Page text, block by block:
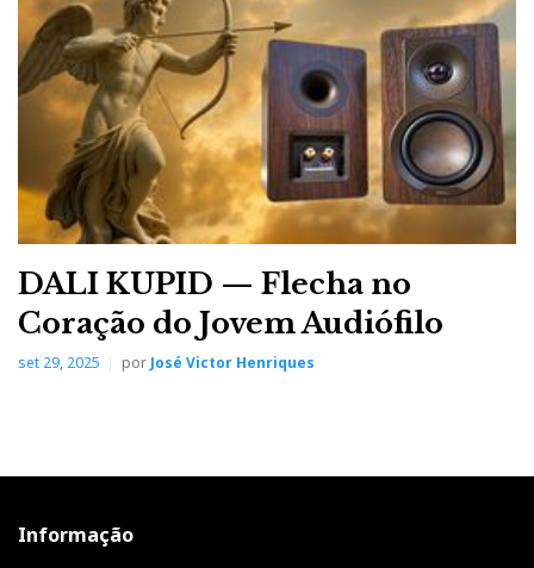
DALI KUPID — Flecha no
Coração do Jovem Audiófilo
set 29, 2025 porJosé Victor Henriques
Informação